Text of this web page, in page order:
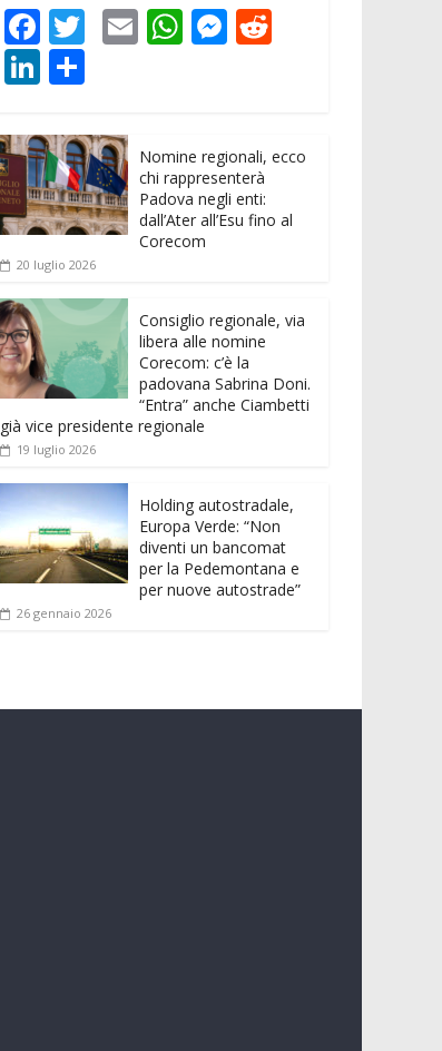
F
ac
e
b
o
o
k
T
er
E W
A
p
p
M
n
g
er
t
Li
k
e
dI
n
n
di
vi
di
Nomine regionali, ecco
chi rappresenterà
Padova negli enti:
dall’Ater all’Esu fino al
Corecom
20 luglio 2026
Consiglio regionale, via
libera alle nomine
Corecom: c’è la
padovana Sabrina Doni.
“Entra” anche Ciambetti
già vice presidente regionale
19 luglio 2026
Holding autostradale,
Europa Verde: “Non
diventi un bancomat
per la Pedemontana e
per nuove autostrade”
26 gennaio 2026